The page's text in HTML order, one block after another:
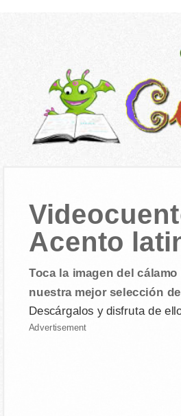
Acento
Toca la imagen del
nuestra mejor selección
Descárgalos y disfruta de
Advertisement